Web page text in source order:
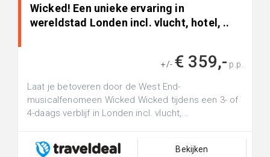
Wicked! Een unieke ervaring in
wereldstad Londen incl. vlucht, hotel, ..
+/- € 359,- p.p.
Laat je betoveren door de West End-
musicalfenomeen Wicked Wicked tijdens een 3- of
4-daags verblijf in Londen incl. vlucht,...
Bekijken